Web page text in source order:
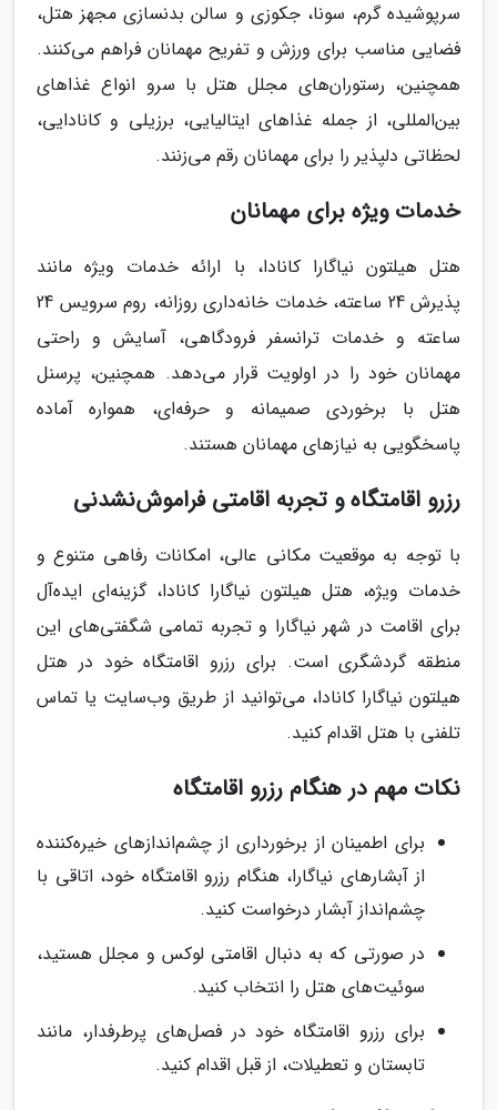
سرپوشیده گرم، سونا، جکوزی و سالن بدنسازی مجهز هتل،
فضایی مناسب برای ورزش و تفریح مهمانان فراهم می‌کنند.
همچنین، رستوران‌های مجلل هتل با سرو انواع غذاهای
بین‌المللی، از جمله غذاهای ایتالیایی، برزیلی و کانادایی،
لحظاتی دلپذیر را برای مهمانان رقم می‌زنند.
خدمات ویژه برای مهمانان
هتل هیلتون نیاگارا کانادا، با ارائه خدمات ویژه مانند
پذیرش 24 ساعته، خدمات خانه‌داری روزانه، روم سرویس 24
ساعته و خدمات ترانسفر فرودگاهی، آسایش و راحتی
مهمانان خود را در اولویت قرار می‌دهد. همچنین، پرسنل
هتل با برخوردی صمیمانه و حرفه‌ای، همواره آماده
پاسخگویی به نیازهای مهمانان هستند.
رزرو اقامتگاه و تجربه اقامتی فراموش‌نشدنی
با توجه به موقعیت مکانی عالی، امکانات رفاهی متنوع و
خدمات ویژه، هتل هیلتون نیاگارا کانادا، گزینه‌ای ایده‌آل
برای اقامت در شهر نیاگارا و تجربه تمامی شگفتی‌های این
منطقه گردشگری است. برای رزرو اقامتگاه خود در هتل
هیلتون نیاگارا کانادا، می‌توانید از طریق وب‌سایت یا تماس
تلفنی با هتل اقدام کنید.
نکات مهم در هنگام رزرو اقامتگاه
برای اطمینان از برخورداری از چشم‌اندازهای خیره‌کننده
از آبشارهای نیاگارا، هنگام رزرو اقامتگاه خود، اتاقی با
چشم‌انداز آبشار درخواست کنید.
در صورتی که به دنبال اقامتی لوکس و مجلل هستید،
سوئیت‌های هتل را انتخاب کنید.
برای رزرو اقامتگاه خود در فصل‌های پرطرفدار، مانند
تابستان و تعطیلات، از قبل اقدام کنید.